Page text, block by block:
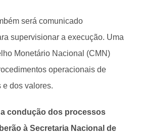
será comunicado
supervisionar a execução. Uma
Monetário Nacional (CMN)
operacionais de
e dos valores.
condução dos processos
à Secretaria Nacional de